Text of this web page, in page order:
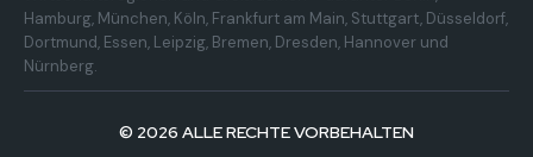
Hamburg, München, Köln, Frankfurt am Main, Stuttgart, Düsseldorf,
Dortmund, Essen, Leipzig, Bremen, Dresden, Hannover und
Nürnberg.
© 2026 ALLE RECHTE VORBEHALTEN